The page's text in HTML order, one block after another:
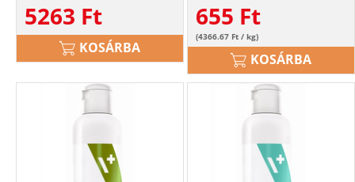
5263 Ft
KOSÁRBA
655 Ft
(4366.67 Ft / kg)
KOSÁRBA